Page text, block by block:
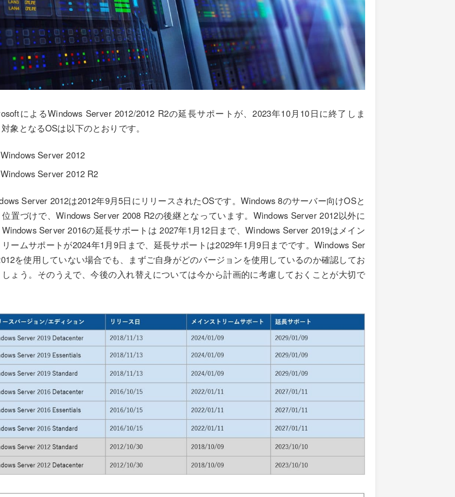
によるWindows Server 2012/2012 R2の延長サポートが、2023年10月10日に終了しま
象となるOSは以下のとおりです。
Windows Server 2012
Windows Server 2012 R2
Server 2012は2012年9月5日にリリースされたOSです。Windows 8のサーバー向けOSと
置づけで、Windows Server 2008 R2の後継となっています。Windows Server 2012以外に
Server 2016の延長サポートは 2027年1月12日まで、Windows Server 2019はメイン
ームサポートが2024年1月9日まで、延長サポートは2029年1月9日までです。Windows Ser
を使用していない場合でも、まずご自身がどのバージョンを使用しているのか確認してお
ょう。そのうえで、今後の入れ替えについては今から計画的に考慮しておくことが大切で